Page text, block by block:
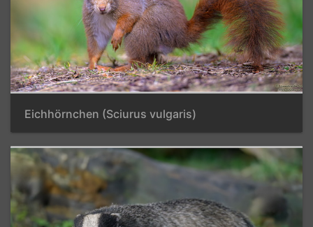
Eichhörnchen (Sciurus vulgaris)